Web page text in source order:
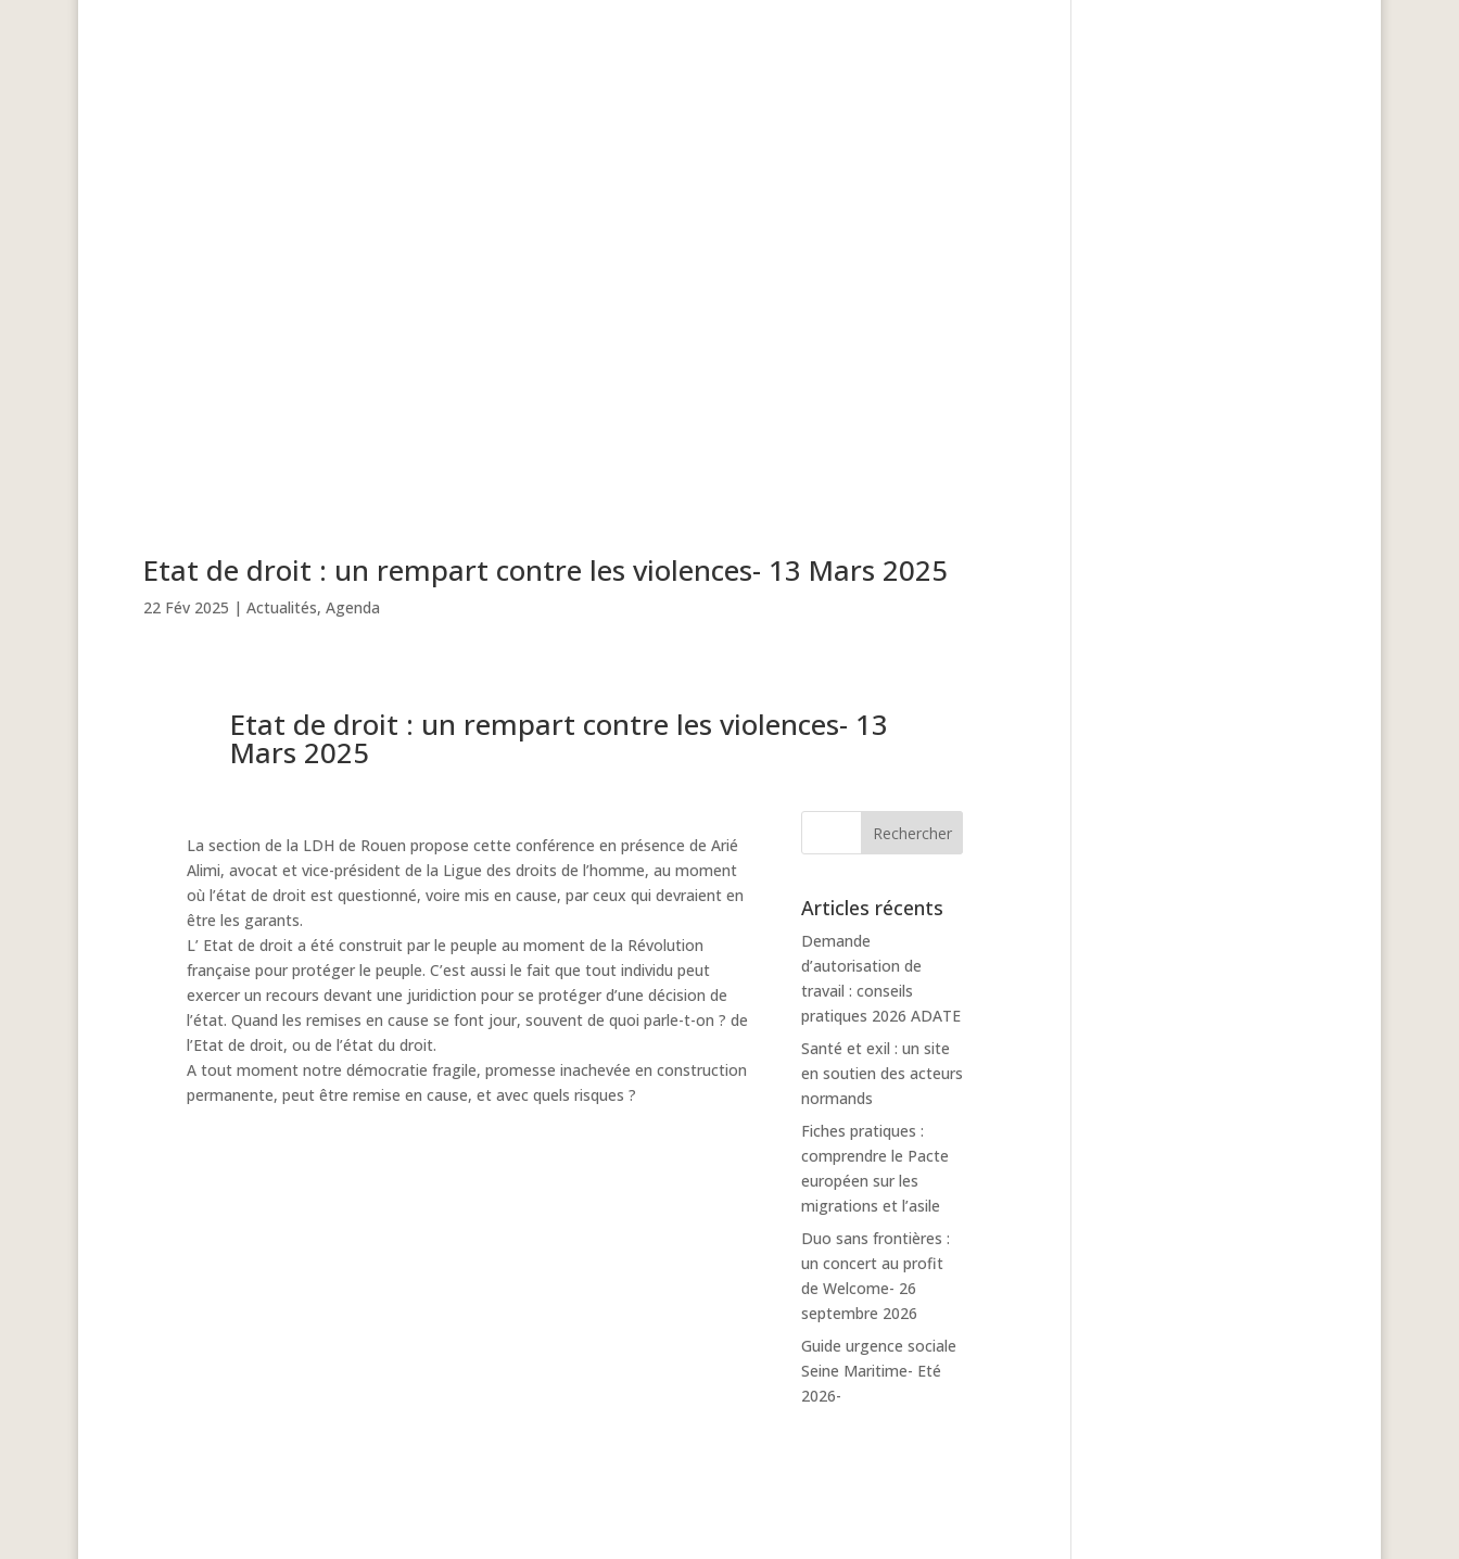
Etat de droit : un rempart contre les violences- 13 Mars 2025
22 Fév 2025 | Actualités, Agenda
Etat de droit : un rempart contre les violences- 13
Mars 2025
La section de la LDH de Rouen propose cette conférence en présence de Arié
Alimi, avocat et vice-président de la Ligue des droits de l’homme, au moment
où l’état de droit est questionné, voire mis en cause, par ceux qui devraient en
être les garants.
L’ Etat de droit a été construit par le peuple au moment de la Révolution
française pour protéger le peuple. C’est aussi le fait que tout individu peut
exercer un recours devant une juridiction pour se protéger d’une décision de
l’état. Quand les remises en cause se font jour, souvent de quoi parle-t-on ? de
l’Etat de droit, ou de l’état du droit.
A tout moment notre démocratie fragile, promesse inachevée en construction
permanente, peut être remise en cause, et avec quels risques ?
Articles récents
Demande
d’autorisation de
travail : conseils
pratiques 2026 ADATE
Santé et exil : un site
en soutien des acteurs
normands
Fiches pratiques :
comprendre le Pacte
européen sur les
migrations et l’asile
Duo sans frontières :
un concert au profit
de Welcome- 26
septembre 2026
Guide urgence sociale
Seine Maritime- Eté
2026-